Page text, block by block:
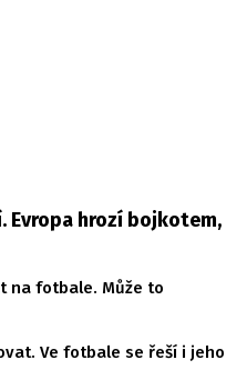
Evropa hrozí bojkotem,
na fotbale. Může to
Ve fotbale se řeší i jeho